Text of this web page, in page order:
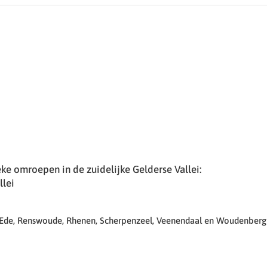
omroepen in de zuidelijke Gelderse Vallei:
Renswoude, Rhenen, Scherpenzeel, Veenendaal en Woudenberg